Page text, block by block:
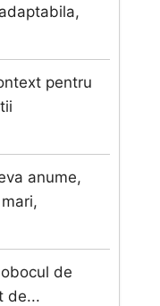
pentru
anume,
de
de...